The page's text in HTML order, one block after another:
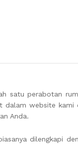
satu perabotan
website kami
Anda.
dilengkapi